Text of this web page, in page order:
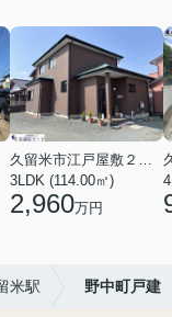
3LDK (114.00㎡)
2,960万円
米駅 野中町戸建